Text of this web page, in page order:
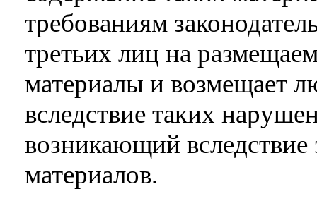
требованиям
третьих лиц на
материалы и возмещает
вследствие таких
возникающий вследствие
материалов.